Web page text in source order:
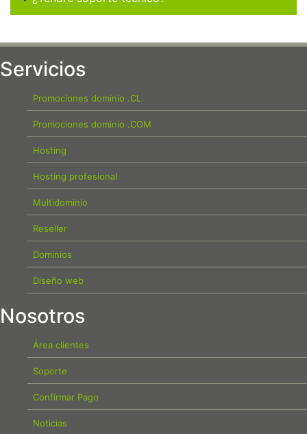
Servicios
Promociones dominio .CL
Promociones dominio .COM
Hosting
Hosting profesional
Multidominio
Reseller
Dominios
Diseño web
Nosotros
Área clientes
Soporte
Confirmar Pago
Noticias